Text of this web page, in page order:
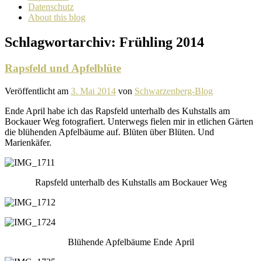
Datenschutz
About this blog
Schlagwortarchiv: Frühling 2014
Rapsfeld und Apfelblüte
Veröffentlicht am 3. Mai 2014 von Schwarzenberg-Blog
Ende April habe ich das Rapsfeld unter­halb des Kuhstalls am
Bockauer Weg foto­gra­fiert. Unterwegs fielen mir in etli­chen Gärten
die blühenden Apfelbäume auf. Blüten über Blüten. Und
Marienkäfer.
Rapsfeld unter­halb des Kuhstalls am Bockauer Weg
Blühende Apfelbäume Ende April